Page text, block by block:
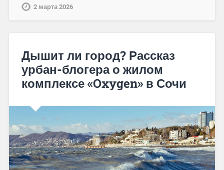
2 марта 2026
Дышит ли город? Рассказ
урбан-блогера о жилом
комплексе «Oxygen» в Сочи